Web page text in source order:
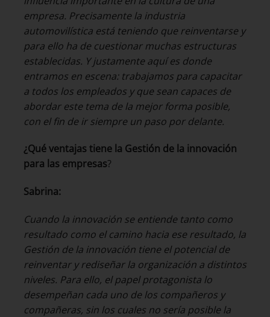
empresa. Precisamente la industria
automovilística está teniendo que reinventarse y
para ello ha de cuestionar muchas estructuras
establecidas. Y justamente aquí es donde
entramos en escena: trabajamos para capacitar
a todos los empleados y que sean capaces de
abordar este tema de la mejor forma posible,
con el fin de ir siempre un paso por delante.
¿Qué ventajas tiene la Gestión de la innovación
para las empresas?
Sabrina:
Cuando la innovación se entiende tanto como
resultado como el camino hacia ese resultado, la
Gestión de la innovación tiene el potencial de
reinventar y rediseñar la organización a distintos
niveles. Para ello, el papel protagonista lo
desempeñan cada uno de los compañeros y
compañeras, sin los cuales no sería posible la